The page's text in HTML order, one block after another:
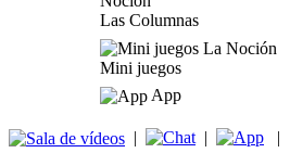
Las Columnas
Mini juegos
App
| | |